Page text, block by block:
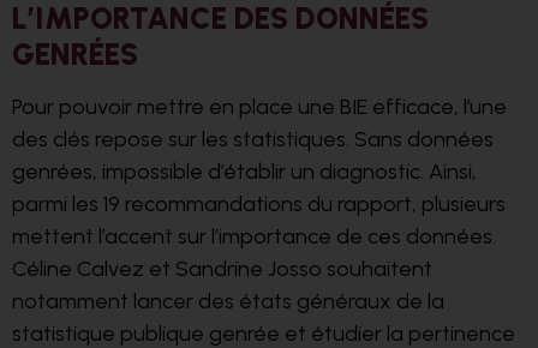
L’IMPORTANCE DES DONNÉES
GENRÉES
Pour pouvoir mettre en place une BIE efficace, l’une
des clés repose sur les statistiques. Sans données
genrées, impossible d’établir un diagnostic. Ainsi,
parmi les 19 recommandations du rapport, plusieurs
mettent l’accent sur l’importance de ces données.
Céline Calvez et Sandrine Josso souhaitent
notamment lancer des états généraux de la
statistique publique genrée et étudier la pertinence